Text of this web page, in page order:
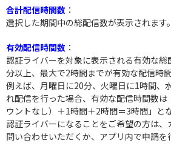
合計配信時間数 ：
選択した期間中の総配信数が表示されます。
有効配信時間数 ：
認証ライバーを対象に表示される有効な
分以上、最大で2時間までが有効な配信時
例えば、月曜日に20分、火曜日に1時間、
れ配信を行った場合、有効な配信時間数
ウントなし）＋1時間＋2時間＝3時間」と
認証ライバーになることをご希望の方は
問い合わせいただくか、アプリ内で申請を